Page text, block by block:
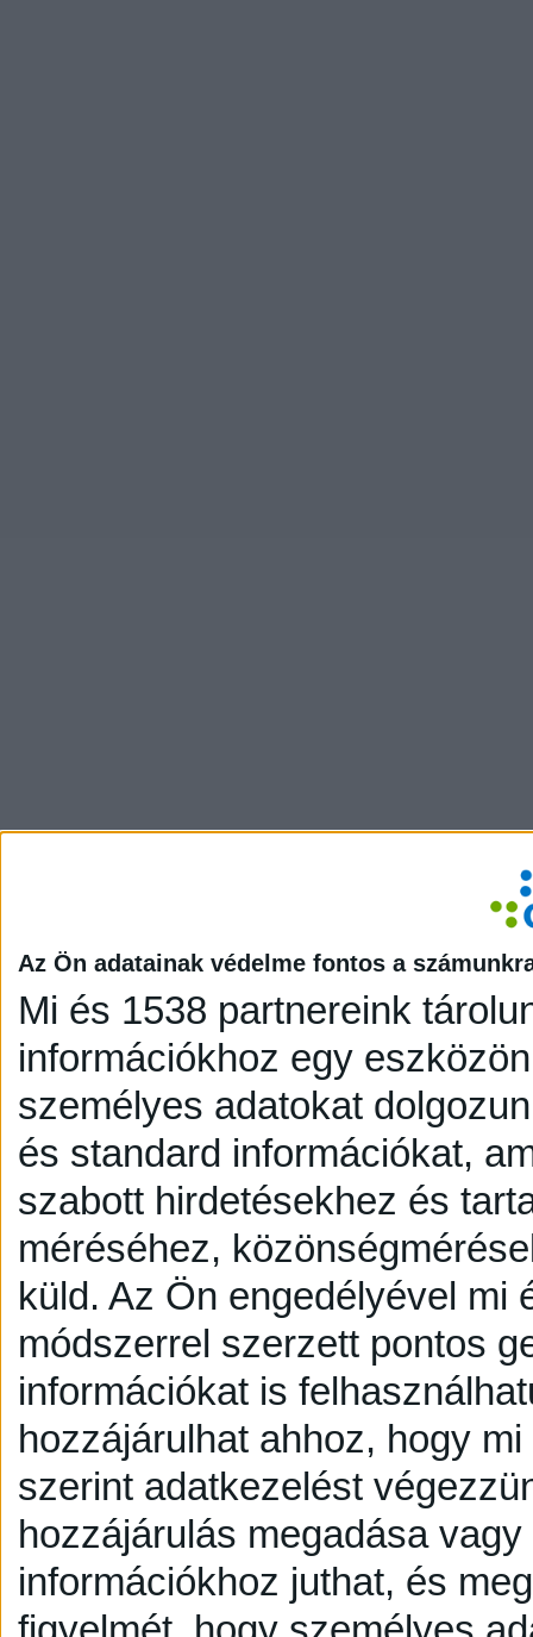
Az Ön adatainak védelme fontos a
Mi és 1538 partnereink
információkhoz egy
személyes adatokat
és standard információkat,
szabott hirdetésekhez és
méréséhez,
küld. Az Ön engedélyével mi
módszerrel szerzett pontos
információkat is
hozzájárulhat ahhoz, hogy
szerint adatkezelést
hozzájárulás megadása
információkhoz juthat, és